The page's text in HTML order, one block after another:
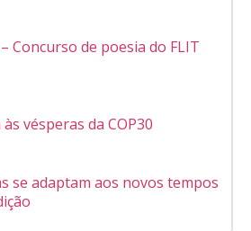
– Concurso de poesia do FLIT
vésperas da COP30
se adaptam aos novos tempos